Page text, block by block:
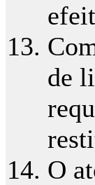
de
O